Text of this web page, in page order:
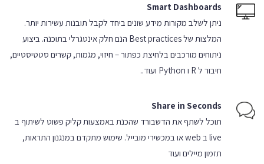
Smart Dashboards
ניתן לשלב מקורות מידע שונים ביחד לקבל תובנות עשירות יותר.
המלצות של Best practices הנם חלק אינטגרלי בתוכנה.
ביצוע
ניתוחים מורכבים בלחיצת כפתור – חיזוי, מגמות, קשרים סטטיסטיים,
חיבור ל R ו Python ועוד..
Share in Seconds
תוכל לשתף את הדשבורד שהכנת באמצעות קליק פשוט לשיתוף ב
live ב web או במכשירי מובייל.
שימוש מתקדם במנגנון התראות,
תזמון מיילים ועוד